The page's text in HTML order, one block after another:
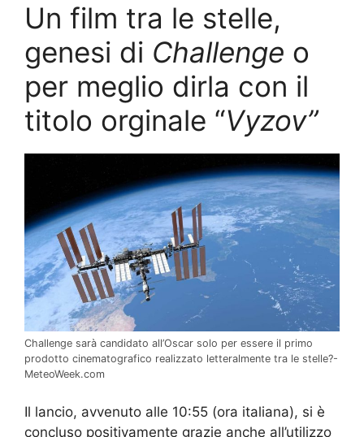
Un film tra le stelle,
genesi di Challenge o
per meglio dirla con il
titolo orginale “Vyzov”
Challenge sarà candidato all’Oscar solo per essere il primo
prodotto cinematografico realizzato letteralmente tra le stelle?-
MeteoWeek.com
Il lancio, avvenuto alle 10:55 (ora italiana), si è
concluso positivamente grazie anche all’utilizzo